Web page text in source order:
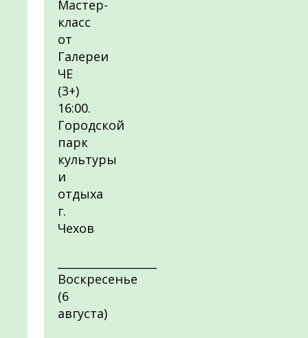
Мастер-
класс
от
Галереи
ЧЕ
(3+)
16:00.
Городской
парк
культуры
и
отдыха
г.
Чехов
Воскресенье
(6
августа)